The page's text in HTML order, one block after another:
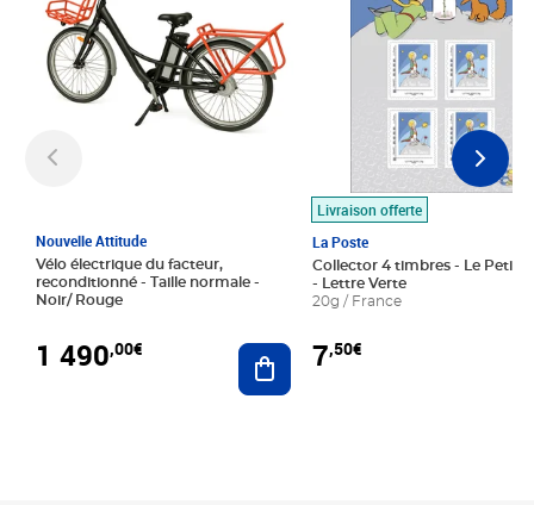
Nouvelle Attitude
Vélo électrique du facteur,
reconditionné - Taille normale -
Noir/ Rouge
1 490,00€ Ajouter au panier
Livraison offerte
La Poste
Collector 4 timbres - Le Petit
- Lettre Verte
20g / France
7,50€